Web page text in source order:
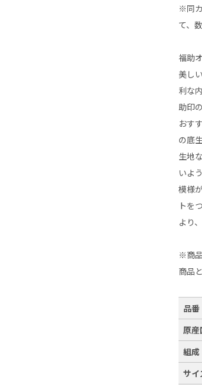
※同
て、
福助
美し
利な
助印
おす
の底
生地
いよ
模様
トを
より
※商
商品
品番
原産
組成
サイ